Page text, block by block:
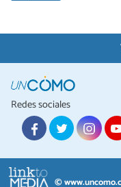
Redes sociales
©